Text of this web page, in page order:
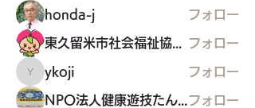
honda-j フォロー
フォロー
ykoji
ykoji フォロー
フォロー